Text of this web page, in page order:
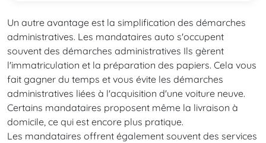
Un autre avantage est la simplification des démarches
administratives. Les mandataires auto s'occupent
souvent des démarches administratives Ils gèrent
l'immatriculation et la préparation des papiers. Cela vous
fait gagner du temps et vous évite les démarches
administratives liées à l'acquisition d'une voiture neuve.
Certains mandataires proposent même la livraison à
domicile, ce qui est encore plus pratique.
Les mandataires offrent également souvent des services